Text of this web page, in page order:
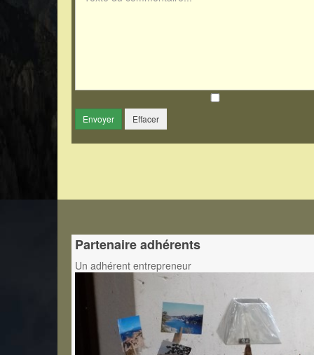
Envoyer Effacer
Partenaire adhérents
Un adhérent entrepreneur